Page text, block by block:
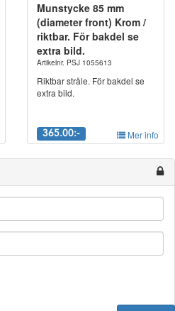
Munstycke 85 mm
(diameter front) Krom /
riktbar. För bakdel se
extra bild.
Artikelnr. PSJ 1055613
Riktbar stråle. För bakdel se
extra bild.
365.00:- Mer info